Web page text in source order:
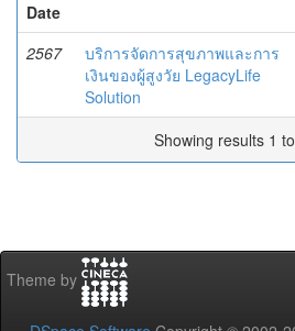
Date
2567
บริการจัดการสุขภาพและการ
เงินของผู้สูงวัย LegacyLife
Solution
Showing results 1
Theme by